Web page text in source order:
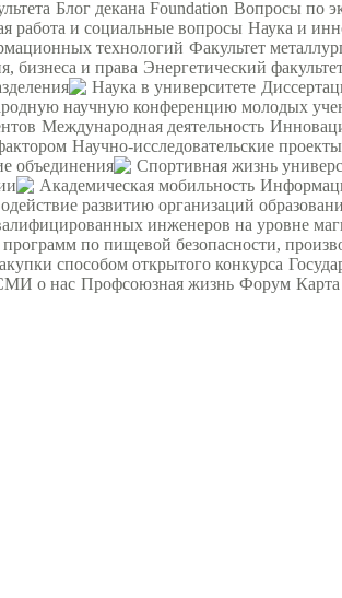
Блог декана Foundation Вопросы по
работа и социальные вопросы Наука и
технологий Факультет
бизнеса и права Энергетический
Наука в университете
научную конференцию молодых
Международная деятельность
Научно-исследовательские
объединения Спортивная жизнь
Академическая мобильность
развитию организаций
инженеров на уровне
программ по пищевой безопасности,
способом открытого конкурса
о нас Профсоюзная жизнь Форум